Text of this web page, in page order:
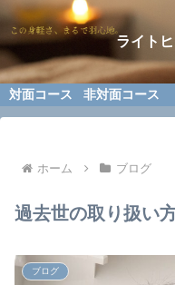
ライト
対面コース 非対面コース
ホーム ブログ
過去世の取り扱い
ブログ